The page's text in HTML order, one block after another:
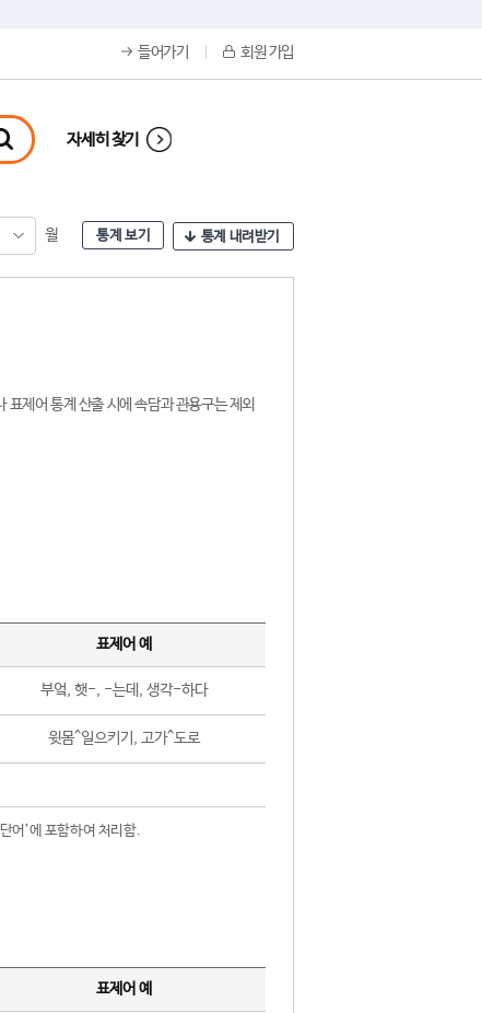
들어가기 회원 가입
자세히 찾기
월 통계 보기 통계 내려받기
제어 통계 산출 시에 속담과 관용구는 제외
표제어 예
부엌, 햇-, -는데, 생각-하다
윗몸^일으키기, 고가^도로
어’에 포함하여 처리함.
표제어 예